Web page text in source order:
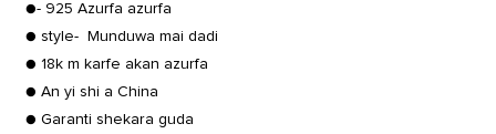
●- 925 Azurfa azurfa
● style- Munduwa mai dadi
● 18k m karfe akan azurfa
● An yi shi a China
● Garanti shekara guda